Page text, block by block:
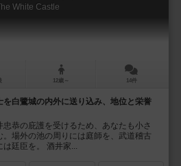
White Castle
12歳～ 14件
白鷺城の内外に送り込み、地位と栄誉
恭の庇護を受けるため、あなたも小さ
場外の池の周りには庭師を、武道稽古
廷臣を。 酒井家...